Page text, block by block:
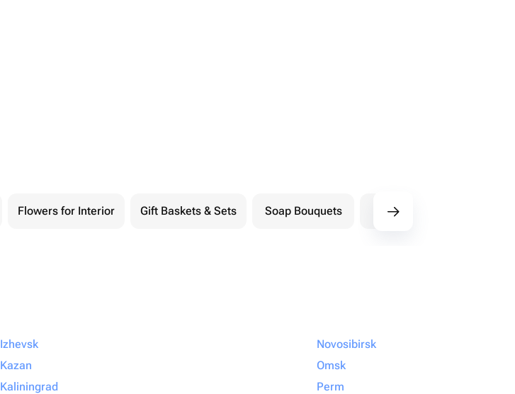
Flowers for Interior Gift Baskets & Sets Soap Bouquets Postcards
Izhevsk
Kazan
Kaliningrad
Novosibirsk
Omsk
Perm